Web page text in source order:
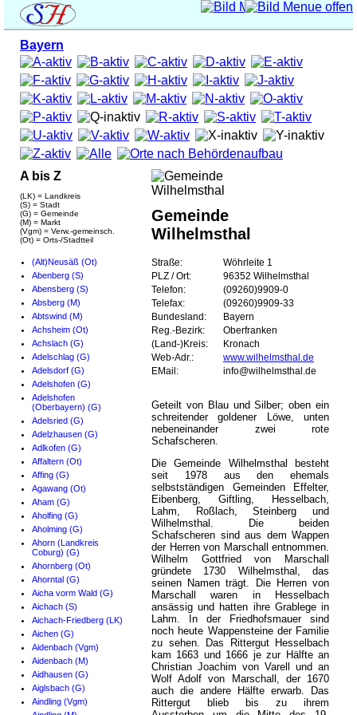
Bayern
A bis Z
(LK) = Landkreis
(S) = Stadt
(G) = Gemeinde
(M) = Markt
(Vgm) = Verw.-gemeinsch.
(Ot) = Orts-/Stadtteil
(Alt)Neusäß (Ot)
Abenberg (S)
Abensberg (S)
Absberg (M)
Abtswind (M)
Achsheim (Ot)
Achslach (G)
Adelschlag (G)
Adelsdorf (G)
Adelshofen (G)
Adelshofen
(Oberbayern) (G)
Adelsried (G)
Adelzhausen (G)
Adlkofen (G)
Affaltern (Ot)
Affing (G)
Agawang (Ot)
Aham (G)
Aholfing (G)
Aholming (G)
Ahorn (Landkreis
Coburg) (G)
Ahornberg (Ot)
Ahorntal (G)
Aicha vorm Wald (G)
Aichach (S)
Aichach-Friedberg (LK)
Aichen (G)
Aidenbach (Vgm)
Aidenbach (M)
Aidhausen (G)
Aiglsbach (G)
Aindling (Vgm)
Gemeinde
Wilhelmsthal
Straße:
Wöhrleite 1
PLZ / Ort:
96352 Wilhelmsthal
Telefon:
(09260)9909-0
Telefax:
(09260)9909-33
Bundesland:
Bayern
Reg.-Bezirk:
Oberfranken
(Land-)Kreis:
Kronach
Web-Adr.:
www.wilhelmsthal.de
EMail:
info@wilhelmsthal.de
Geteilt von Blau und Silber; oben ein
schreitender goldener Löwe, unten
nebeneinander zwei rote
Schafscheren.
Die Gemeinde Wilhelmsthal besteht
seit 1978 aus den ehemals
selbstständigen Gemeinden Effelter,
Eibenberg, Giftling, Hesselbach,
Lahm, Roßlach, Steinberg und
Wilhelmsthal. Die beiden
Schafscheren sind aus dem Wappen
der Herren von Marschall entnommen.
Wilhelm Gottfried von Marschall
gründete 1730 Wilhelmsthal, das
seinen Namen trägt. Die Herren von
Marschall waren in Hesselbach
ansässig und hatten ihre Grablege in
Lahm. In der Friedhofsmauer sind
noch heute Wappensteine der Familie
zu sehen. Das Rittergut Hesselbach
kam 1663 und 1666 je zur Hälfte an
Christian Joachim von Varell und an
Wolf Adolf von Marschall, der 1670
auch die andere Hälfte erwarb. Das
Rittergut blieb bis zu ihrem